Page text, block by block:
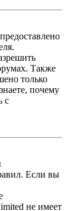
Также
только
почему
с
Если вы
не имеет